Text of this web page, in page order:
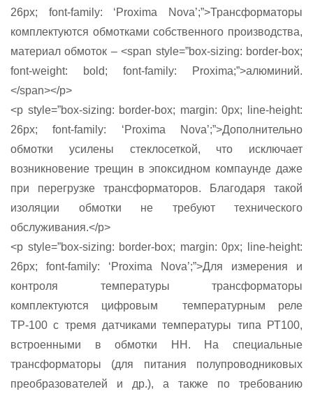
26px; font-family: ‘Proxima Nova’;”>Трансформаторы
комплектуются обмотками собственного производства,
материал обмоток – <span style=”box-sizing: border-box;
font-weight: bold; font-family: Proxima;”>алюминий.
</span></p>
<p style=”box-sizing: border-box; margin: 0px; line-height:
26px; font-family: ‘Proxima Nova’;”>Дополнительно
обмотки усилены стеклосеткой, что исключает
возникновение трещин в эпоксидном компаунде даже
при перегрузке трансформаторов. Благодаря такой
изоляции обмотки не требуют технического
обслуживания.</p>
<p style=”box-sizing: border-box; margin: 0px; line-height:
26px; font-family: ‘Proxima Nova’;”>Для измерения и
контроля температуры трансформаторы
комплектуются цифровым температурным реле
ТР-100 с тремя датчиками температуры типа РТ100,
встроенными в обмотки НН. На специальные
трансформаторы (для питания полупроводниковых
преобразователей и др.), а также по требованию